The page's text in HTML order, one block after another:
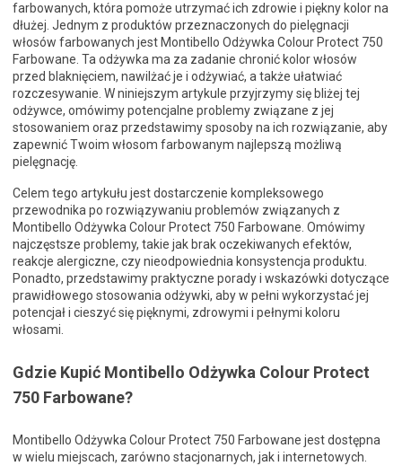
farbowanych, która pomoże utrzymać ich zdrowie i piękny kolor na
dłużej. Jednym z produktów przeznaczonych do pielęgnacji
włosów farbowanych jest Montibello Odżywka Colour Protect 750
Farbowane. Ta odżywka ma za zadanie chronić kolor włosów
przed blaknięciem, nawilżać je i odżywiać, a także ułatwiać
rozczesywanie. W niniejszym artykule przyjrzymy się bliżej tej
odżywce, omówimy potencjalne problemy związane z jej
stosowaniem oraz przedstawimy sposoby na ich rozwiązanie, aby
zapewnić Twoim włosom farbowanym najlepszą możliwą
pielęgnację.
Celem tego artykułu jest dostarczenie kompleksowego
przewodnika po rozwiązywaniu problemów związanych z
Montibello Odżywka Colour Protect 750 Farbowane. Omówimy
najczęstsze problemy, takie jak brak oczekiwanych efektów,
reakcje alergiczne, czy nieodpowiednia konsystencja produktu.
Ponadto, przedstawimy praktyczne porady i wskazówki dotyczące
prawidłowego stosowania odżywki, aby w pełni wykorzystać jej
potencjał i cieszyć się pięknymi, zdrowymi i pełnymi koloru
włosami.
Gdzie Kupić Montibello Odżywka Colour Protect
750 Farbowane?
Montibello Odżywka Colour Protect 750 Farbowane jest dostępna
w wielu miejscach, zarówno stacjonarnych, jak i internetowych.